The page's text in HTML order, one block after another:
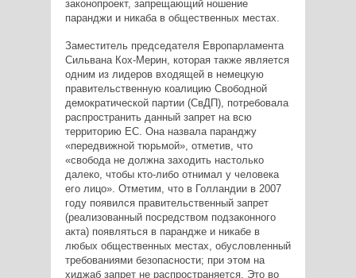
законопроект, запрещающий ношение
паранджи и никаба в общественных местах.
Заместитель председателя Европарламента
Сильвана Кох-Мерин, которая также является
одним из лидеров входящей в немецкую
правительственную коалицию Свободной
демократической партии (СвДП), потребовала
распространить данный запрет на всю
территорию ЕС. Она назвала паранджу
«передвижной тюрьмой», отметив, что
«свобода не должна заходить настолько
далеко, чтобы кто-либо отнимал у человека
его лицо». Отметим, что в Голландии в 2007
году появился правительственный запрет
(реализованный посредством подзаконного
акта) появляться в парандже и никабе в
любых общественных местах, обусловленный
требованиями безопасности; при этом на
хиджаб запрет не распространяется. Это во